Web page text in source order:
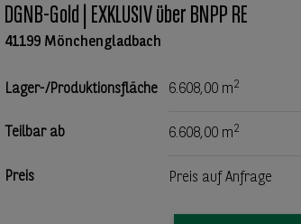
DGNB-Gold | EXKLUSIV über BNPP RE
41199 Mönchengladbach
Lager-/Produktionsfläche 6.608,00 m2
Teilbar ab 6.608,00 m2
Preis Preis auf Anfrage